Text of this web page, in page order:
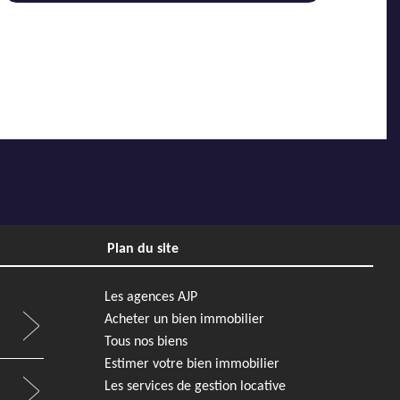
Plan du site
Les agences AJP
Acheter un bien immobilier
Tous nos biens
Estimer votre bien immobilier
Les services de gestion locative